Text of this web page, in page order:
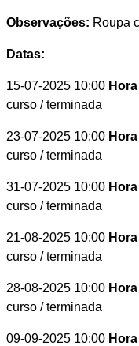
Observações: Roupa
Datas:
15-07-2025 10:00
curso / terminada
23-07-2025 10:00
curso / terminada
31-07-2025 10:00
curso / terminada
21-08-2025 10:00
curso / terminada
28-08-2025 10:00
curso / terminada
09-09-2025 10:00